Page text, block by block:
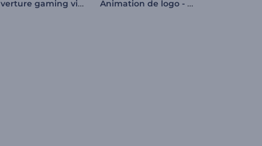
Ouverture gaming vibrant Animation de logo - Néon tropical